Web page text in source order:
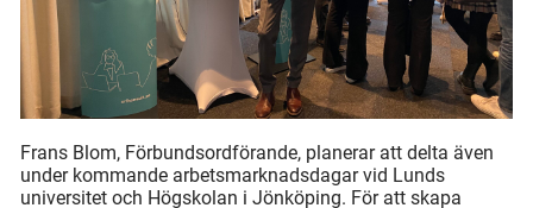
Frans Blom, Förbundsordförande, planerar att delta även
under kommande arbetsmarknadsdagar vid Lunds
universitet och Högskolan i Jönköping. För att skapa